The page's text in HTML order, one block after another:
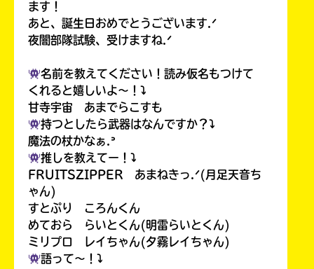
ます！
あと、誕生日おめでとうございます.ᐟ
夜闇部隊試験、受けますね.ᐟ
名前を教えてください！読み仮名もつけて
くれると嬉しいよ〜！⤵︎
甘寺宇宙 あまでらこすも
持つとしたら武器はなんですか？⤵︎
魔法の杖かなぁ.ᐣ
推しを教えてー！⤵︎
FRUITSZIPPER あまねきっ.ᐟ(月足天音ち
ゃん)
すとぷり ころんくん
めておら らいとくん(明雷らいとくん)
ミリプロ レイちゃん(夕霧レイちゃん)
語って〜！⤵︎